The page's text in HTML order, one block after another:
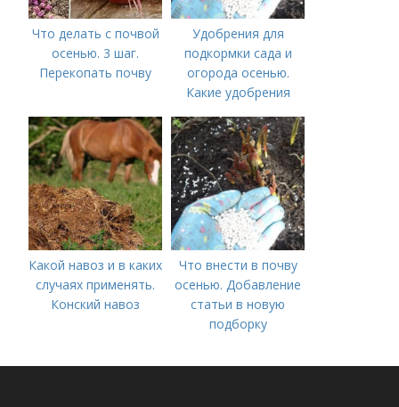
Что делать с почвой
осенью. 3 шаг.
Перекопать почву
Удобрения для
подкормки сада и
огорода осенью.
Какие удобрения
правильно это
делать?
Какой навоз и в каких
случаях применять.
Конский навоз
Что внести в почву
осенью. Добавление
статьи в новую
подборку